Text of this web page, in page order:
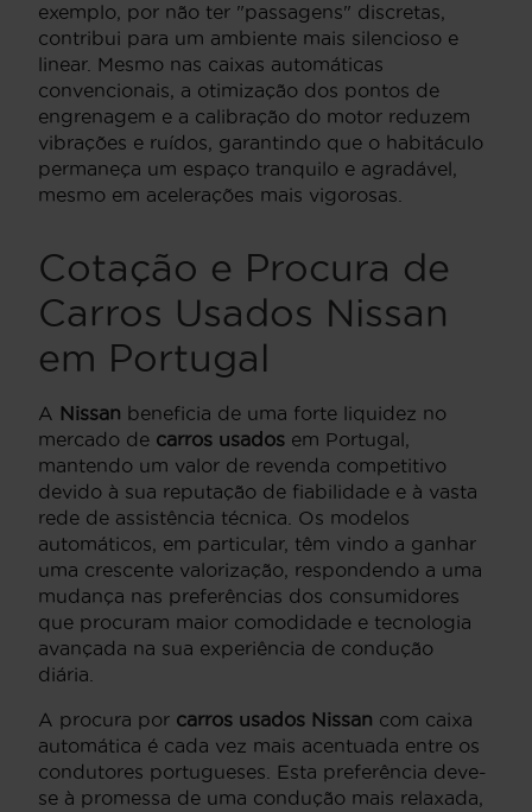
exemplo, por não ter "passagens" discretas,
contribui para um ambiente mais silencioso e
linear. Mesmo nas caixas automáticas
convencionais, a otimização dos pontos de
engrenagem e a calibração do motor reduzem
vibrações e ruídos, garantindo que o habitáculo
permaneça um espaço tranquilo e agradável,
mesmo em acelerações mais vigorosas.
Cotação e Procura de
Carros Usados Nissan
em Portugal
A Nissan beneficia de uma forte liquidez no
mercado de carros usados em Portugal,
mantendo um valor de revenda competitivo
devido à sua reputação de fiabilidade e à vasta
rede de assistência técnica. Os modelos
automáticos, em particular, têm vindo a ganhar
uma crescente valorização, respondendo a uma
mudança nas preferências dos consumidores
que procuram maior comodidade e tecnologia
avançada na sua experiência de condução
diária.
A procura por carros usados Nissan com caixa
automática é cada vez mais acentuada entre os
condutores portugueses. Esta preferência deve-
se à promessa de uma condução mais relaxada,